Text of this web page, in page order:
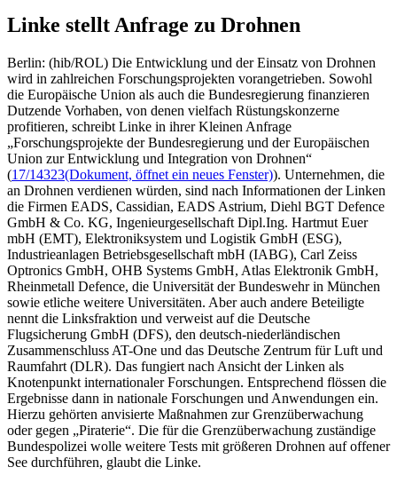
Linke stellt Anfrage zu Drohnen
Berlin: (hib/ROL) Die Entwicklung und der Einsatz von Drohnen
wird in zahlreichen Forschungsprojekten vorangetrieben. Sowohl
die Europäische Union als auch die Bundesregierung finanzieren
Dutzende Vorhaben, von denen vielfach Rüstungskonzerne
profitieren, schreibt Linke in ihrer Kleinen Anfrage
„Forschungsprojekte der Bundesregierung und der Europäischen
Union zur Entwicklung und Integration von Drohnen“
(17/14323(Dokument, öffnet ein neues Fenster)). Unternehmen, die
an Drohnen verdienen würden, sind nach Informationen der Linken
die Firmen EADS, Cassidian, EADS Astrium, Diehl BGT Defence
GmbH & Co. KG, Ingenieurgesellschaft Dipl.Ing. Hartmut Euer
mbH (EMT), Elektroniksystem und Logistik GmbH (ESG),
Industrieanlagen Betriebsgesellschaft mbH (IABG), Carl Zeiss
Optronics GmbH, OHB Systems GmbH, Atlas Elektronik GmbH,
Rheinmetall Defence, die Universität der Bundeswehr in München
sowie etliche weitere Universitäten. Aber auch andere Beteiligte
nennt die Linksfraktion und verweist auf die Deutsche
Flugsicherung GmbH (DFS), den deutsch-niederländischen
Zusammenschluss AT-One und das Deutsche Zentrum für Luft und
Raumfahrt (DLR). Das fungiert nach Ansicht der Linken als
Knotenpunkt internationaler Forschungen. Entsprechend flössen die
Ergebnisse dann in nationale Forschungen und Anwendungen ein.
Hierzu gehörten anvisierte Maßnahmen zur Grenzüberwachung
oder gegen „Piraterie“. Die für die Grenzüberwachung zuständige
Bundespolizei wolle weitere Tests mit größeren Drohnen auf offener
See durchführen, glaubt die Linke.